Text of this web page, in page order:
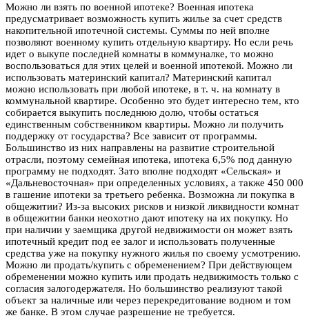
Можно ли взять по военной ипотеке? Военная ипотека
предусматривает возможность купить жилье за счет средств
накопительной ипотечной системы. Суммы по ней вполне
позволяют военному купить отдельную квартиру. Но если речь
идет о выкупе последней комнаты в коммуналке, то можно
воспользоваться для этих целей и военной ипотекой. Можно ли
использовать материнский капитал? Материнский капитал
можно использовать при любой ипотеке, в т. ч. на комнату в
коммунальной квартире. Особенно это будет интересно тем, кто
собирается выкупить последнюю долю, чтобы остаться
единственным собственником квартиры. Можно ли получить
поддержку от государства? Все зависит от программы.
Большинство из них направлены на развитие строительной
отрасли, поэтому семейная ипотека, ипотека 6,5% под данную
программу не подходят. Зато вполне подходят «Сельская» и
«Дальневосточная» при определенных условиях, а также 450 000
в гашение ипотеки за третьего ребенка. Возможна ли покупка в
общежитии? Из-за высоких рисков и низкой ликвидности комнат
в общежитии банки неохотно дают ипотеку на их покупку. Но
при наличии у заемщика другой недвижимости он может взять
ипотечный кредит под ее залог и использовать полученные
средства уже на покупку нужного жилья по своему усмотрению.
Можно ли продать/купить с обременением? При действующем
обременении можно купить или продать недвижимость только с
согласия залогодержателя. Но большинство реализуют такой
объект за наличные или через перекредитование водном и том
же банке. В этом случае разрешение не требуется.